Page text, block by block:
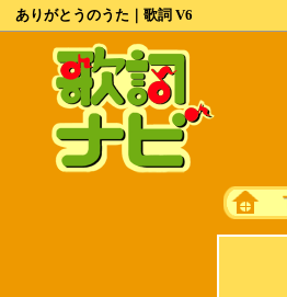
ありがとうのうた｜歌詞 V6